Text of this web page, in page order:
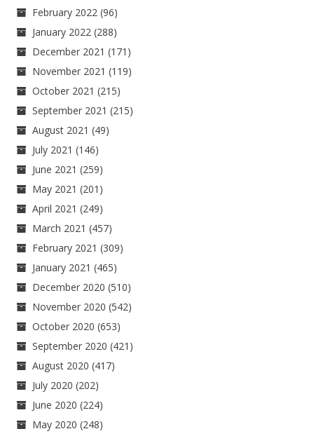
February 2022 (96)
January 2022 (288)
December 2021 (171)
November 2021 (119)
October 2021 (215)
September 2021 (215)
August 2021 (49)
July 2021 (146)
June 2021 (259)
May 2021 (201)
April 2021 (249)
March 2021 (457)
February 2021 (309)
January 2021 (465)
December 2020 (510)
November 2020 (542)
October 2020 (653)
September 2020 (421)
August 2020 (417)
July 2020 (202)
June 2020 (224)
May 2020 (248)